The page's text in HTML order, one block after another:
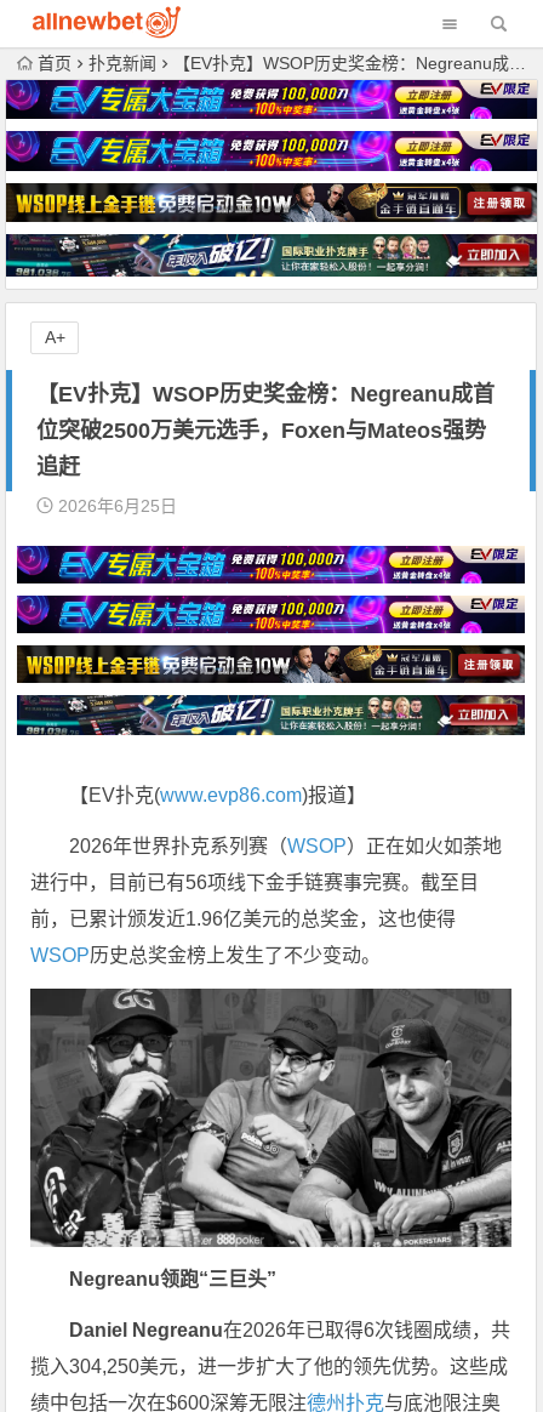
首页 扑克新闻 【EV扑克】WSOP历史奖金榜：Negreanu成首位突破2500万美元选手，Foxen与Mateos强势追赶
【EV扑克】WSOP历史奖金榜：Negreanu成首
位突破2500万美元选手，Foxen与Mateos强势
追赶
2026年6月25日
【EV扑克(www.evp86.com)报道】
2026年世界扑克系列赛（WSOP）正在如火如荼地
进行中，目前已有56项线下金手链赛事完赛。截至目
前，已累计颁发近1.96亿美元的总奖金，这也使得
WSOP历史总奖金榜上发生了不少变动。
Negreanu领跑“三巨头”
Daniel Negreanu在2026年已取得6次钱圈成绩，共
揽入304,250美元，进一步扩大了他的领先优势。这些成
绩中包括一次在$600深筹无限注德州扑克与底池限注奥
A+